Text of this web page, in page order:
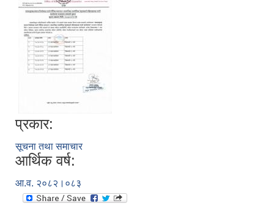
प्रकार:
सूचना तथा समाचार
आर्थिक वर्ष:
आ.व. २०८२।०८३